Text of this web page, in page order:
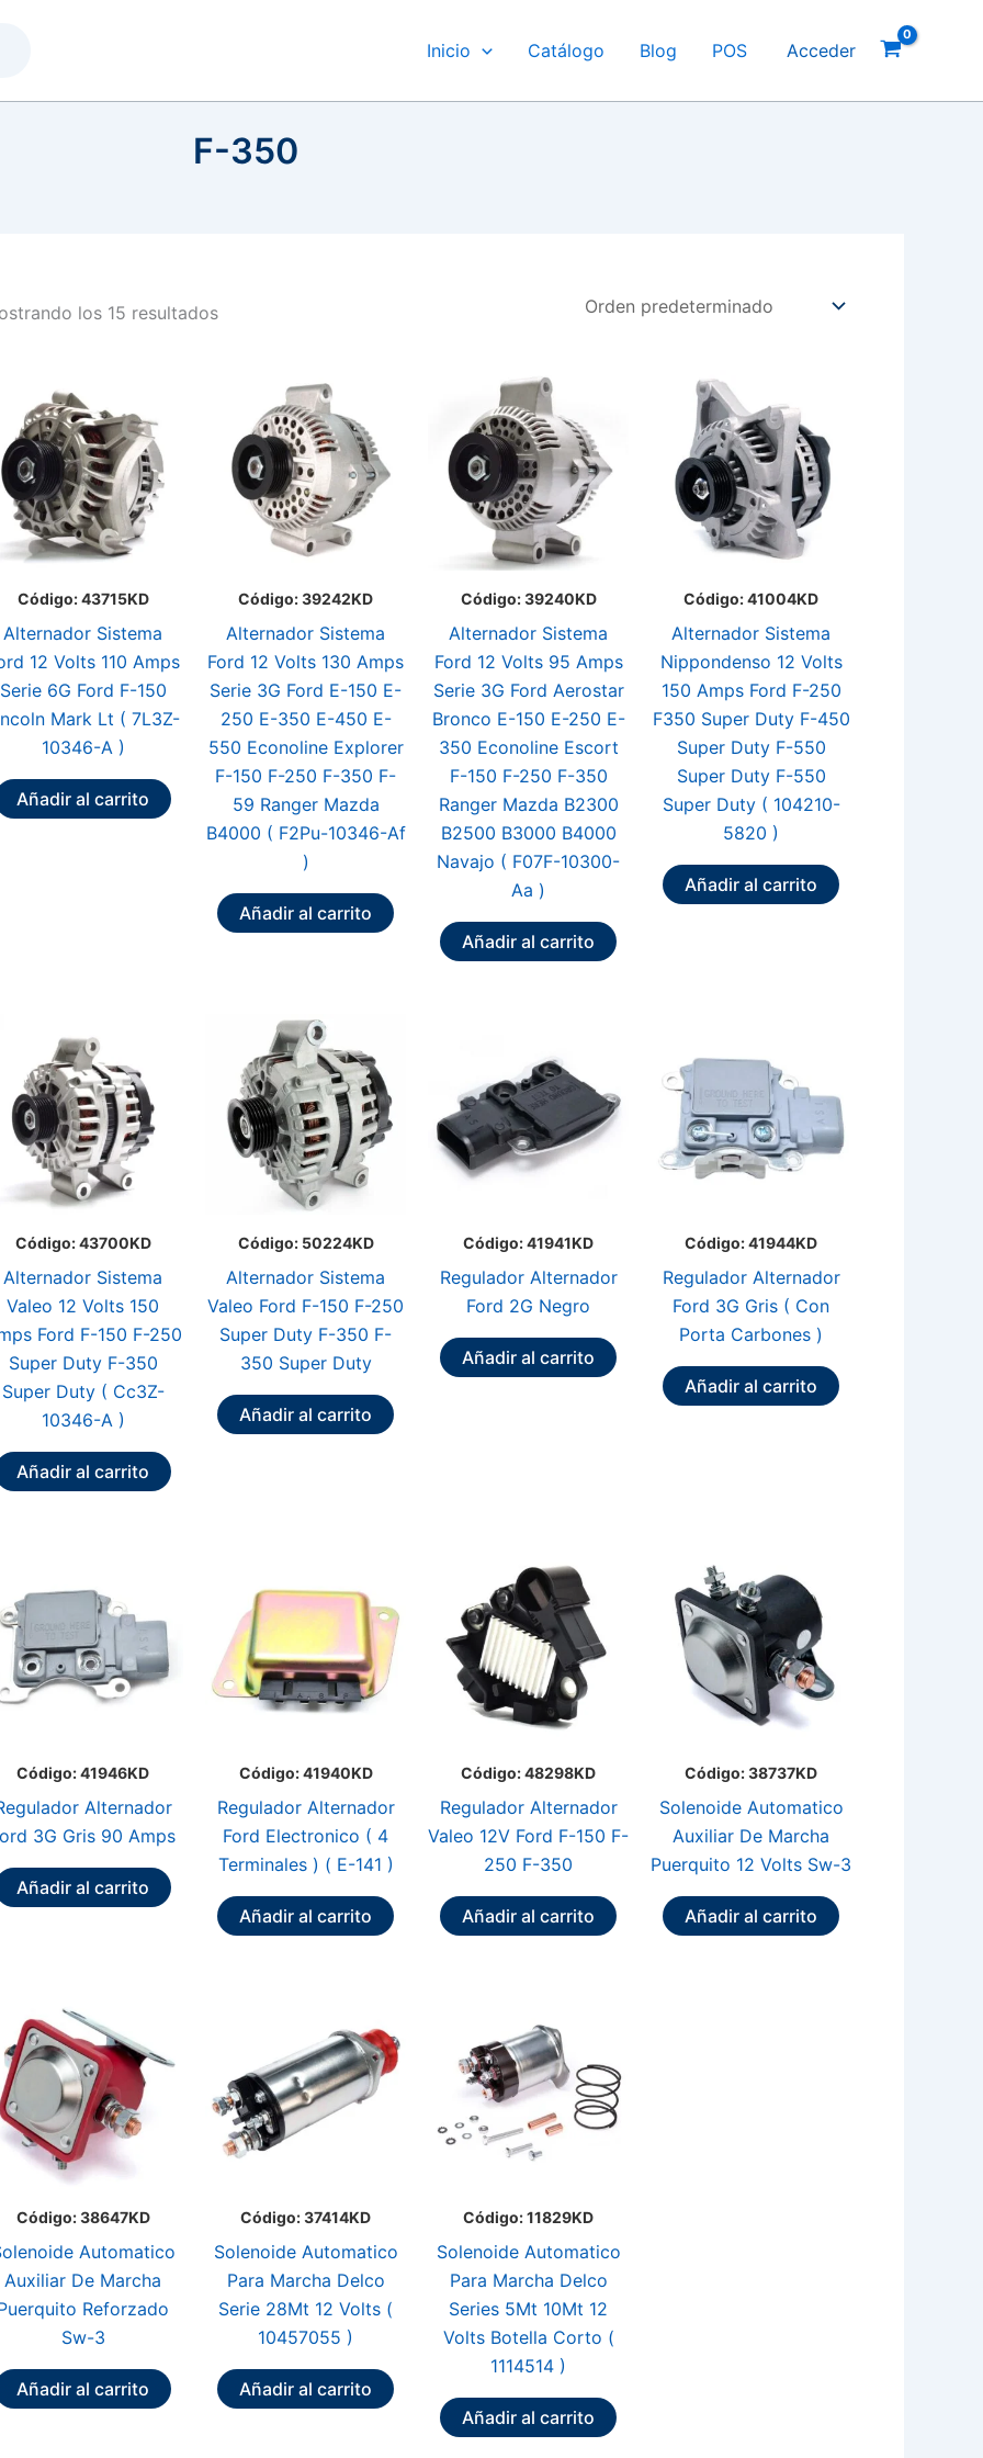
Inicio Catálogo Blog POS Acceder
F-350
los 15 resultados
Código: 43715KD
Alternador Sistema
12 Volts 110 Amps
Serie 6G Ford F-150
Mark Lt ( 7L3Z-
10346-A )
Añadir al carrito
Código: 39242KD
Alternador Sistema
Ford 12 Volts 130 Amps
Serie 3G Ford E-150 E-
250 E-350 E-450 E-
550 Econoline Explorer
F-150 F-250 F-350 F-
59 Ranger Mazda
B4000 ( F2Pu-10346-Af
)
Añadir al carrito
Código: 39240KD
Alternador Sistema
Ford 12 Volts 95 Amps
Serie 3G Ford Aerostar
Bronco E-150 E-250 E-
350 Econoline Escort
F-150 F-250 F-350
Ranger Mazda B2300
B2500 B3000 B4000
Navajo ( F07F-10300-
Aa )
Añadir al carrito
Código: 41004KD
Alternador Sistema
Nippondenso 12 Volts
150 Amps Ford F-250
F350 Super Duty F-450
Super Duty F-550
Super Duty F-550
Super Duty ( 104210-
5820 )
Añadir al carrito
Código: 43700KD
Alternador Sistema
Valeo 12 Volts 150
Ford F-150 F-250
Super Duty F-350
Super Duty ( Cc3Z-
10346-A )
Añadir al carrito
Código: 50224KD
Alternador Sistema
Valeo Ford F-150 F-250
Super Duty F-350 F-
350 Super Duty
Añadir al carrito
Código: 41941KD
Regulador Alternador
Ford 2G Negro
Añadir al carrito
Código: 41944KD
Regulador Alternador
Ford 3G Gris ( Con
Porta Carbones )
Añadir al carrito
Código: 41946KD
Alternador
3G Gris 90 Amps
Añadir al carrito
Código: 41940KD
Regulador Alternador
Ford Electronico ( 4
Terminales ) ( E-141 )
Añadir al carrito
Código: 48298KD
Regulador Alternador
Valeo 12V Ford F-150 F-
250 F-350
Añadir al carrito
Código: 38737KD
Solenoide Automatico
Auxiliar De Marcha
Puerquito 12 Volts Sw-3
Añadir al carrito
Código: 38647KD
Automatico
Auxiliar De Marcha
Reforzado
Sw-3
Añadir al carrito
Código: 37414KD
Solenoide Automatico
Para Marcha Delco
Serie 28Mt 12 Volts (
10457055 )
Añadir al carrito
Código: 11829KD
Solenoide Automatico
Para Marcha Delco
Series 5Mt 10Mt 12
Volts Botella Corto (
1114514 )
Añadir al carrito